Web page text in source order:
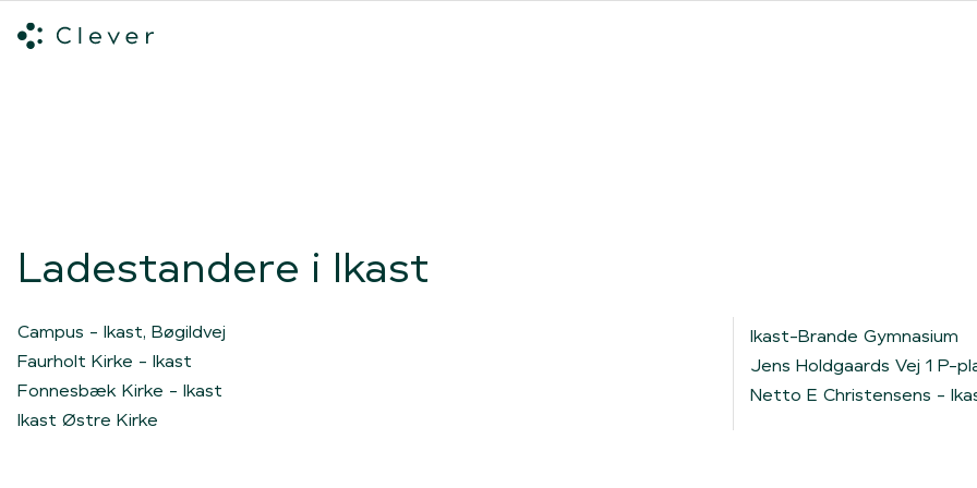
Ladestandere i Ikast
Campus - Ikast, Bøgildvej
Faurholt Kirke - Ikast
Fonnesbæk Kirke - Ikast
Ikast Østre Kirke
Ikast-Brande Gymnasium
Jens Holdgaards Vej 1 P-
Netto E Christensens -